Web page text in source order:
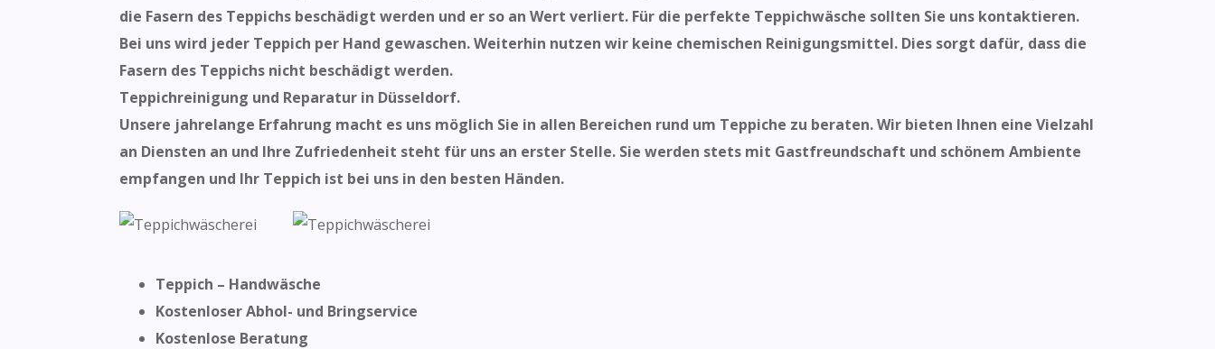
die Fasern des Teppichs beschädigt werden und er so an Wert verliert. Für die perfekte Teppichwäsche sollten Sie uns kontaktieren.
Bei uns wird jeder Teppich per Hand gewaschen. Weiterhin nutzen wir keine chemischen Reinigungsmittel. Dies sorgt dafür, dass die
Fasern des Teppichs nicht beschädigt werden.
Teppichreinigung und Reparatur in Düsseldorf.
Unsere jahrelange Erfahrung macht es uns möglich Sie in allen Bereichen rund um Teppiche zu beraten. Wir bieten Ihnen eine Vielzahl
an Diensten an und Ihre Zufriedenheit steht für uns an erster Stelle. Sie werden stets mit Gastfreundschaft und schönem Ambiente
empfangen und Ihr Teppich ist bei uns in den besten Händen.
Teppich – Handwäsche
Kostenloser Abhol- und Bringservice
Kostenlose Beratung